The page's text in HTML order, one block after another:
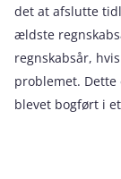
det at afslutte
ældste
regnskabsår,
problemet.
blevet bogført i